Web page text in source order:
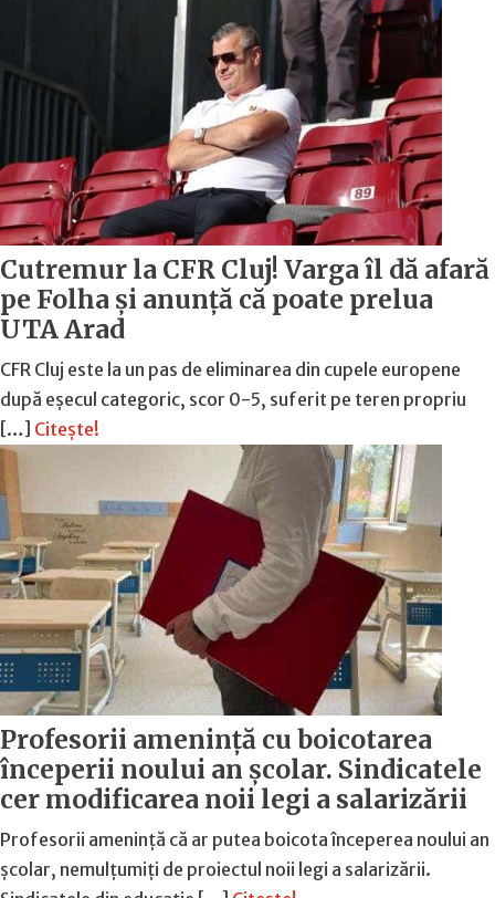
Cutremur la CFR Cluj! Varga îl dă afară
pe Folha și anunță că poate prelua
UTA Arad
CFR Cluj este la un pas de eliminarea din cupele europene
după eșecul categoric, scor 0-5, suferit pe teren propriu
[…] Citește!
Profesorii amenință cu boicotarea
începerii noului an școlar. Sindicatele
cer modificarea noii legi a salarizării
Profesorii amenință că ar putea boicota începerea noului an
școlar, nemulțumiți de proiectul noii legi a salarizării.